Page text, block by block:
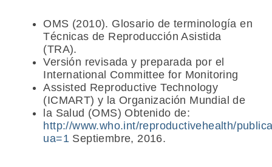
OMS (2010). Glosario de terminología en
Técnicas de Reproducción Asistida
(TRA).
Versión revisada y preparada por el
International Committee for Monitoring
Assisted Reproductive Technology
(ICMART) y la Organización Mundial de
la Salud (OMS) Obtenido de:
http://www.who.int/reproductivehealth/
ua=1 Septiembre, 2016.